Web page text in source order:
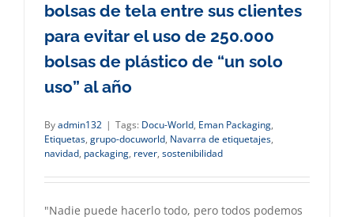
bolsas de tela entre sus clientes
para evitar el uso de 250.000
bolsas de plástico de “un solo
uso” al año
Byadmin132 | Tags: Docu-World, Eman Packaging,
Etiquetas, grupo-docuworld, Navarra de etiquetajes,
navidad, packaging, rever, sostenibilidad
"Nadie puede hacerlo todo, pero todos podemos